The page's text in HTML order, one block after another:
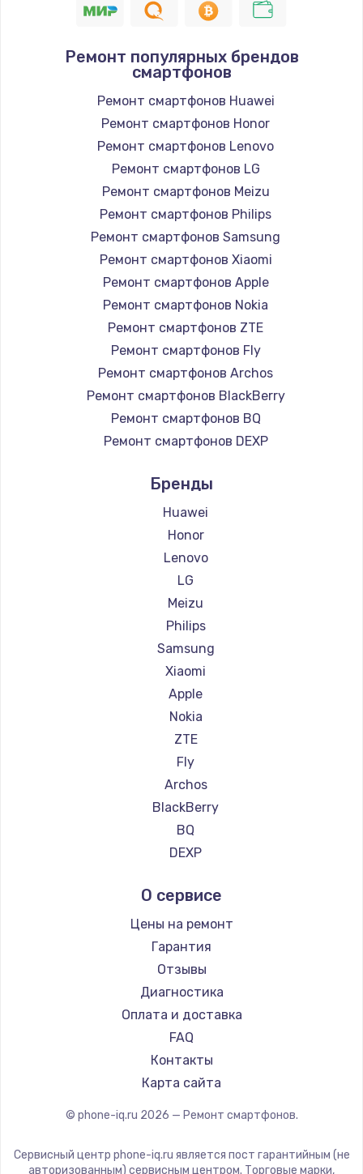
Установка драйверов
725 руб.
Заказать
Замена вебкамеры
1260 руб.
Заказать
Ремонт петель крышки
990 руб.
Заказать
Настройка Wi-Fi
1030 руб.
Заказать
Замена шим-контроллера
3900 руб.
Заказать
Замена HDMI
600 руб.
Ремонт популярных брендов
смартфонов
Ремонт смартфонов Huawei
Ремонт смартфонов Honor
Ремонт смартфонов Lenovo
Ремонт смартфонов LG
Ремонт смартфонов Meizu
Ремонт смартфонов Philips
Ремонт смартфонов Samsung
Ремонт смартфонов Xiaomi
Ремонт смартфонов Apple
Ремонт смартфонов Nokia
Ремонт смартфонов ZTE
Ремонт смартфонов Fly
Ремонт смартфонов Archos
Ремонт смартфонов BlackBerry
Ремонт смартфонов BQ
Ремонт смартфонов DEXP
Ремонт смартфонов Ginzzu
Ремонт смартфонов Highscreen
Ремонт смартфонов Irbis
Ремонт смартфонов Kyocera
Ремонт смартфонов LeEco
Ремонт смартфонов OnePlus
Ремонт смартфонов teXet
Ремонт смартфонов Motorola
Ремонт смартфонов Prestigio
Ремонт смартфонов Vertex
Ремонт смартфонов Microsoft
Ремонт смартфонов Sharp
Ремонт смартфонов Elephone
Ремонт смартфонов BlackView
Ремонт смартфонов Google
Ремонт смартфонов Vertu
Ремонт смартфонов Tp-Link
Ремонт смартфонов Nubia
Ремонт смартфонов Land Rover
Ремонт смартфонов Acer
Ремонт смартфонов HP
Ремонт смартфонов Poco
Ремонт смартфонов HTC
Ремонт смартфонов Blackmagic
Ремонт смартфонов Nothing
Ремонт смартфонов iQOO
Бренды
Huawei
Honor
Lenovo
LG
Meizu
Philips
Samsung
Xiaomi
Apple
Nokia
ZTE
Fly
Archos
BlackBerry
BQ
DEXP
Ginzzu
Highscreen
Irbis
Kyocera
LeEco
OnePlus
teXet
Motorola
Prestigio
Elephone
О сервисе
Цены на ремонт
Гарантия
Отзывы
Диагностика
Оплата и доставка
FAQ
Контакты
Карта сайта
© phone-iq.ru 2026 — Ремонт смартфонов.
Сервисный центр phone-iq.ru является пост гарантийным (не
авторизованным) сервисным центром. Торговые марки,